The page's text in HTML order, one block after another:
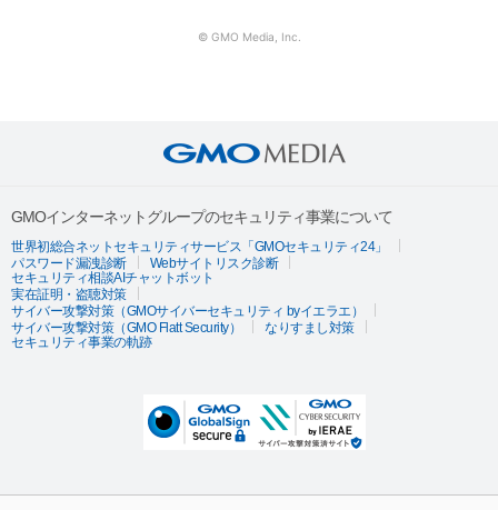
© GMO Media, Inc.
GMOインターネットグループのセキュリティ事業について
世界初総合ネットセキュリティサービス「GMOセキュリティ24」
パスワード漏洩診断
Webサイトリスク診断
セキュリティ相談AIチャットボット
実在証明・盗聴対策
サイバー攻撃対策（GMOサイバーセキュリティ byイエラエ）
サイバー攻撃対策（GMO Flatt Security）
なりすまし対策
セキュリティ事業の軌跡